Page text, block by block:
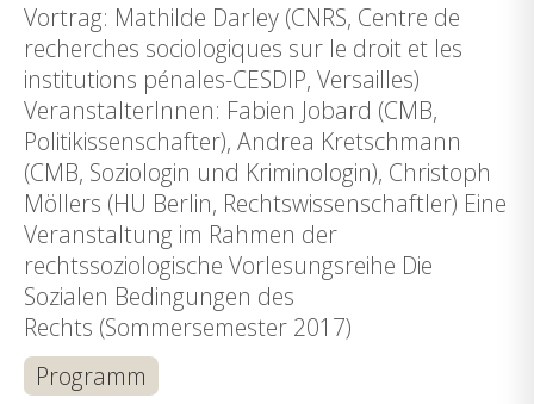
Vortrag: Mathilde Darley (CNRS, Centre de
recherches sociologiques sur le droit et les
institutions pénales-CESDIP, Versailles)
VeranstalterInnen: Fabien Jobard (CMB,
Politikissenschafter), Andrea Kretschmann
(CMB, Soziologin und Kriminologin), Christoph
Möllers (HU Berlin, Rechtswissenschaftler) Eine
Veranstaltung im Rahmen der
rechtssoziologische Vorlesungsreihe Die
Sozialen Bedingungen des
Rechts (Sommersemester 2017)
Programm